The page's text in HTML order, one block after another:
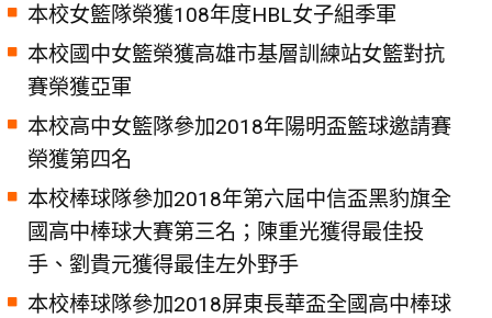
本校女籃隊榮獲108年度HBL女子組季軍
本校國中女籃榮獲高雄市基層訓練站女籃對抗
賽榮獲亞軍
本校高中女籃隊參加2018年陽明盃籃球邀請賽
榮獲第四名
本校棒球隊參加2018年第六屆中信盃黑豹旗全
國高中棒球大賽第三名；陳重光獲得最佳投
手、劉貴元獲得最佳左外野手
本校棒球隊參加2018屏東長華盃全國高中棒球